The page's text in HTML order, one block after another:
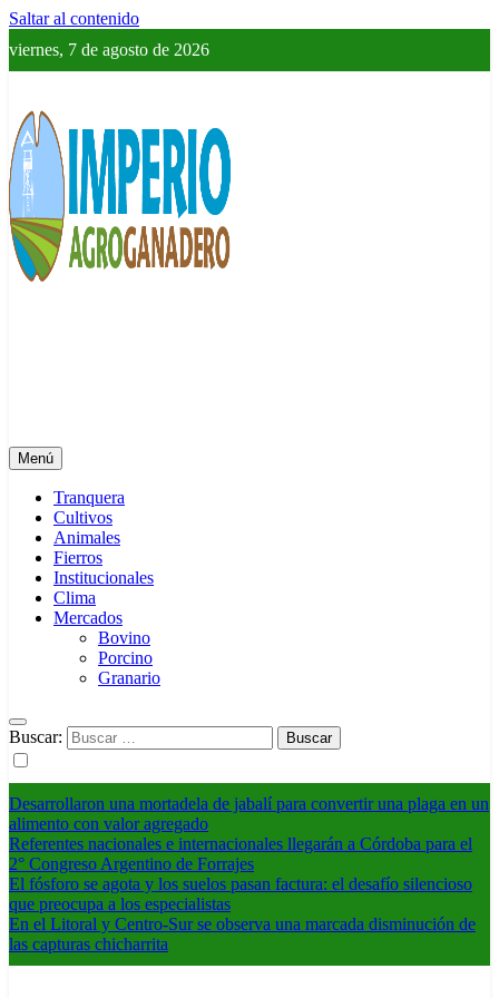
Saltar al contenido
viernes, 7 de agosto de 2026
Menú
Tranquera
Cultivos
Animales
Fierros
Institucionales
Clima
Mercados
Bovino
Porcino
Granario
Buscar:
Desarrollaron una mortadela de jabalí para convertir una plaga en un
alimento con valor agregado
Referentes nacionales e internacionales llegarán a Córdoba para el
2° Congreso Argentino de Forrajes
El fósforo se agota y los suelos pasan factura: el desafío silencioso
que preocupa a los especialistas
En el Litoral y Centro-Sur se observa una marcada disminución de
las capturas chicharrita